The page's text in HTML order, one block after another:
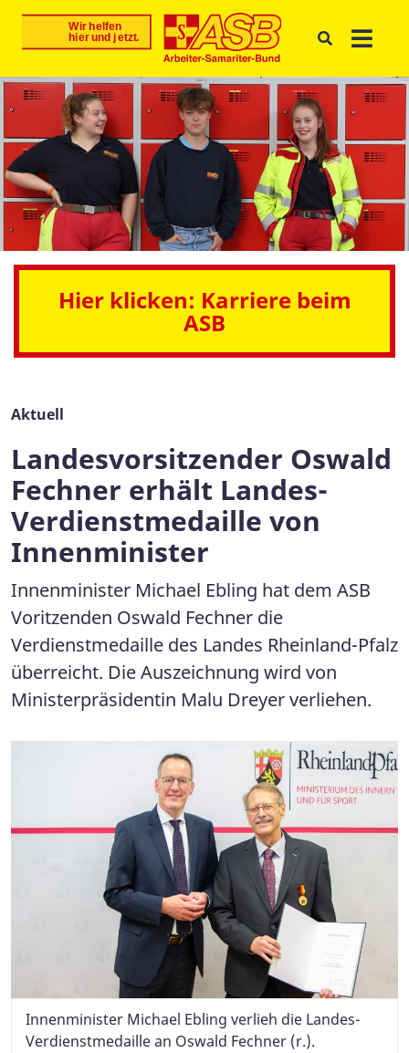
Hier klicken: Karriere beim
ASB
Aktuell
Landesvorsitzender Oswald
Fechner erhält Landes-
Verdienstmedaille von
Innenminister
Innenminister Michael Ebling hat dem ASB
Voritzenden Oswald Fechner die
Verdienstmedaille des Landes Rheinland-Pfalz
überreicht. Die Auszeichnung wird von
Ministerpräsidentin Malu Dreyer verliehen.
Innenminister Michael Ebling verlieh die Landes-
Verdienstmedaille an Oswald Fechner (r.).